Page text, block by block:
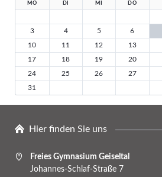
MO DI MI DO
3
4 5 6
10
11 12 13
17
18 19 20
24
25 26 27
31
Hier finden Sie uns
Freies Gymnasium Geiseltal
Johannes-Schlaf-Straße 7